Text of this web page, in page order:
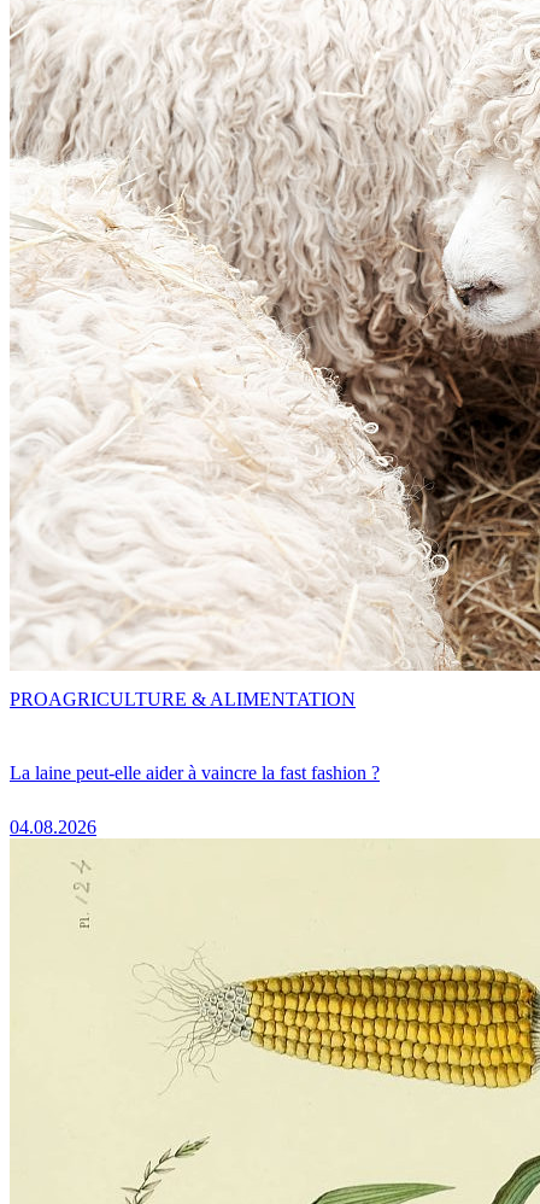
La laine peut-elle aider à vaincre la fast fashion ?
04.08.2026
PROAGRICULTURE & ALIMENTATION